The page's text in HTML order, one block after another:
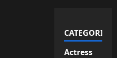
CATEGORIES
Actress